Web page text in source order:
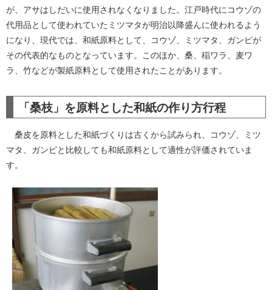
が、アサはしだいに使用されなくなりました。江戸時代にコウゾの
代用品として使われていたミツマタが明治以降盛んに使われるよう
になり、現代では、和紙原料として、コウゾ、ミツマタ、ガンピが
その代表的なものとなっています。このほか、桑、稲ワラ、麦ワ
ラ、竹などが製紙原料として使用されたことがあります。
「桑枝」を原料とした和紙の作り方行程
桑皮を原料とした和紙づくりは古くから試みられ、コウゾ、ミツ
マタ、ガンピと比較しても和紙原料として適性が評価されていま
す。